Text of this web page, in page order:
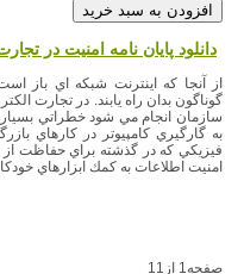
دانلود پایان نامه امنیت در
از آنجا كه اينترنت شبكه اي باز
گوناگون بدان راه يابند. در تجارت
سازمان انجام مي شود خطراتي
به گارگيري كامپيوتر در كارهاي
فيزيكي كه در گذشته براي حفاظت از
امنيت اطلاعات به كمك ابزارهاي
صفحه1 از11